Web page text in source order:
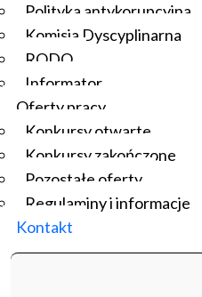
Polityka antykorupcyjna
Komisja Dyscyplinarna
RODO
Informator
Oferty pracy
Konkursy otwarte
Konkursy zakończone
Pozostałe oferty
Regulaminy i informacje
Kontakt